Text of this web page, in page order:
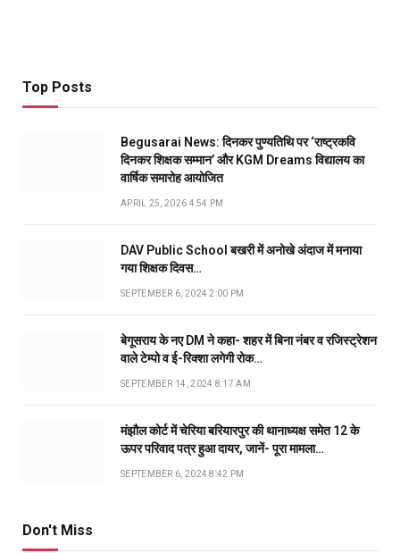
Top Posts
Begusarai News: दिनकर पुण्यतिथि पर ‘राष्ट्रकवि
दिनकर शिक्षक सम्मान’ और KGM Dreams विद्यालय का
वार्षिक समारोह आयोजित
APRIL 25, 2026 4:54 PM
DAV Public School बखरी में अनोखे अंदाज में मनाया
गया शिक्षक दिवस…
SEPTEMBER 6, 2024 2:00 PM
बेगूसराय के नए DM ने कहा- शहर में बिना नंबर व रजिस्ट्रेशन
वाले टेम्पो व ई-रिक्शा लगेगी रोक…
SEPTEMBER 14, 2024 8:17 AM
मंझौल कोर्ट में चेरिया बरियारपुर की थानाध्यक्ष समेत 12 के
ऊपर परिवाद पत्र हुआ दायर, जानें- पूरा मामला…
SEPTEMBER 6, 2024 8:42 PM
Don't Miss